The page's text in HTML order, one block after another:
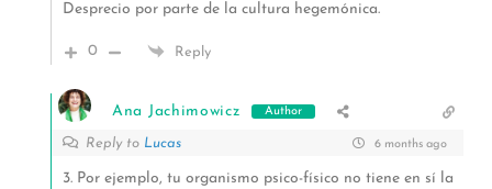
Desprecio por parte de la cultura hegemónica.
0 Reply
Ana Jachimowicz Author
Reply to Lucas 6 months ago
3. Por ejemplo, tu organismo psico-físico no tiene en sí la